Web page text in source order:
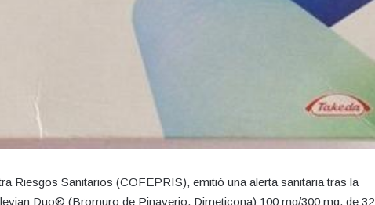
Riesgos Sanitarios (COFEPRIS), emitió una alerta sanitaria tras la
Duo® (Bromuro de Pinaverio, Dimeticona) 100 mg/300 mg, de 32